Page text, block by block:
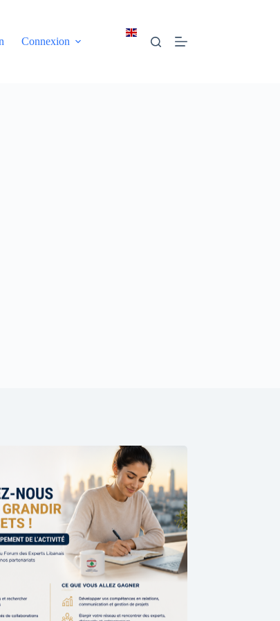
Connexion